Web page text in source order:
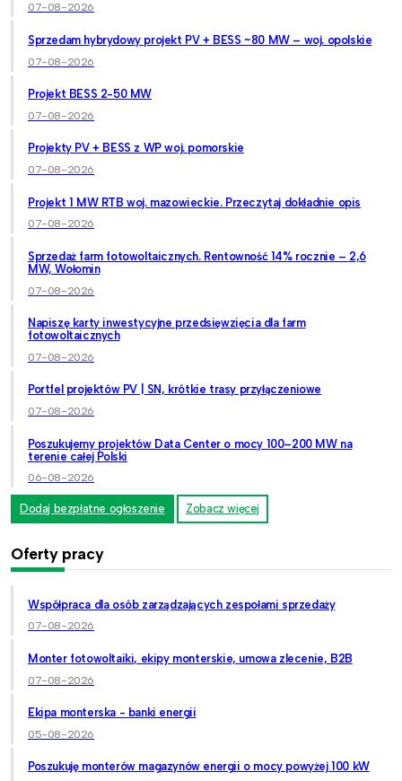
07-08-2026
Sprzedam hybrydowy projekt PV + BESS ~80 MW – woj. opolskie
07-08-2026
Projekt BESS 2-50 MW
07-08-2026
Projekty PV + BESS z WP woj. pomorskie
07-08-2026
Projekt 1 MW RTB woj. mazowieckie. Przeczytaj dokładnie opis
07-08-2026
Sprzedaż farm fotowoltaicznych. Rentowność 14% rocznie – 2,6
MW, Wołomin
07-08-2026
Napiszę karty inwestycyjne przedsięwzięcia dla farm
fotowoltaicznych
07-08-2026
Portfel projektów PV | SN, krótkie trasy przyłączeniowe
07-08-2026
Poszukujemy projektów Data Center o mocy 100–200 MW na
terenie całej Polski
06-08-2026
Dodaj bezpłatne ogłoszenie Zobacz więcej
Oferty pracy
Współpraca dla osób zarządzających zespołami sprzedaży
07-08-2026
Monter fotowoltaiki, ekipy monterskie, umowa zlecenie, B2B
07-08-2026
Ekipa monterska - banki energii
05-08-2026
Poszukuję monterów magazynów energii o mocy powyżej 100 kW